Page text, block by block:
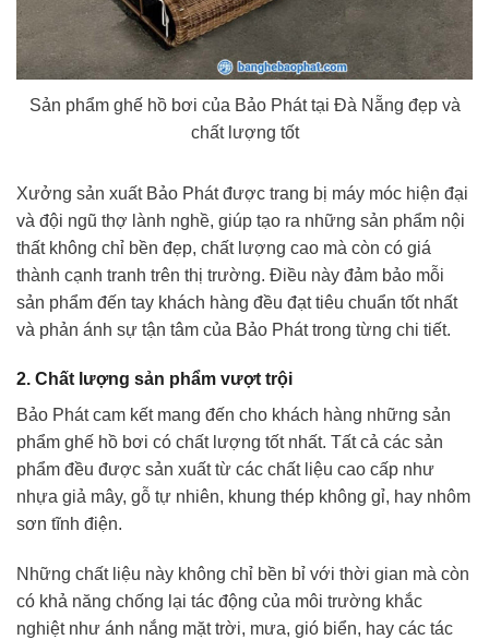
Sản phẩm ghế hồ bơi của Bảo Phát tại Đà Nẵng đẹp và
chất lượng tốt
Xưởng sản xuất Bảo Phát được trang bị máy móc hiện đại
và đội ngũ thợ lành nghề, giúp tạo ra những sản phẩm nội
thất không chỉ bền đẹp, chất lượng cao mà còn có giá
thành cạnh tranh trên thị trường. Điều này đảm bảo mỗi
sản phẩm đến tay khách hàng đều đạt tiêu chuẩn tốt nhất
và phản ánh sự tận tâm của Bảo Phát trong từng chi tiết.
2. Chất lượng sản phẩm vượt trội
Bảo Phát cam kết mang đến cho khách hàng những sản
phẩm ghế hồ bơi có chất lượng tốt nhất. Tất cả các sản
phẩm đều được sản xuất từ các chất liệu cao cấp như
nhựa giả mây, gỗ tự nhiên, khung thép không gỉ, hay nhôm
sơn tĩnh điện.
Những chất liệu này không chỉ bền bỉ với thời gian mà còn
có khả năng chống lại tác động của môi trường khắc
nghiệt như ánh nắng mặt trời, mưa, gió biển, hay các tác